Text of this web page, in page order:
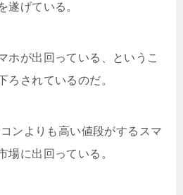
げている。
が出回っている、というこ
ろされているのだ。
ンよりも高い値段がするスマ
場に出回っている。